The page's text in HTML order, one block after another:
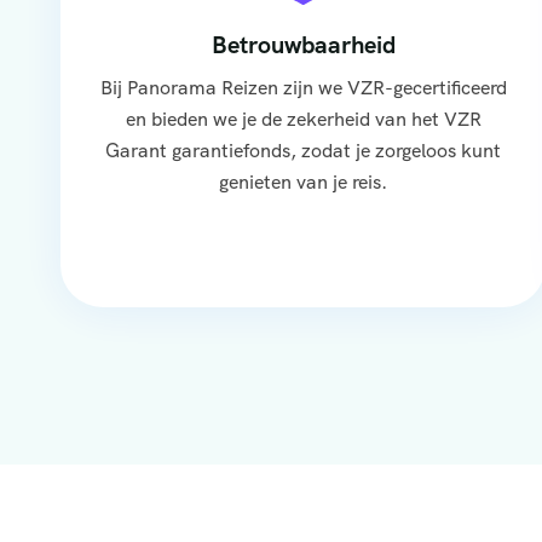
Betrouwbaarheid
Bij Panorama Reizen zijn we VZR-gecertificeerd
en bieden we je de zekerheid van het VZR
Garant garantiefonds, zodat je zorgeloos kunt
genieten van je reis.